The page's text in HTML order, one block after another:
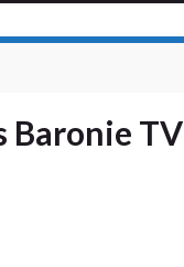
Baronie TV